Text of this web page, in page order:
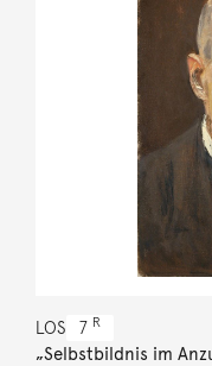
LOS 7 R
„Selbstbildnis im